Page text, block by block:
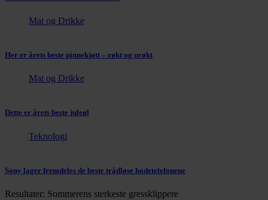
Mat og Drikke
Her er årets beste pinnekjøtt – røkt og urøkt
Mat og Drikke
Dette er årets beste juleøl
Teknologi
Sony lager fremdeles de beste trådløse hodetelefonene
Resultater: Sommerens sterkeste gressklippere